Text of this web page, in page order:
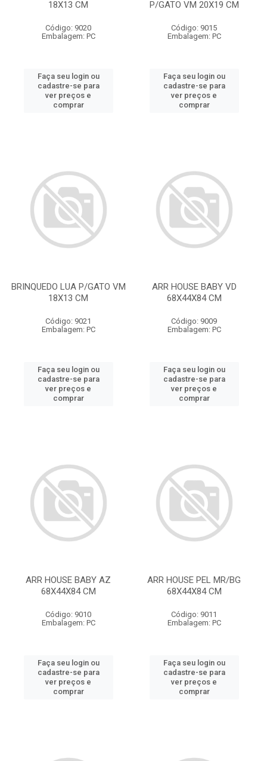
18X13 CM
Código: 9020
Embalagem: PC
Faça seu login ou
cadastre-se para
ver preços e
comprar
P/GATO VM 20X19 CM
Código: 9015
Embalagem: PC
Faça seu login ou
cadastre-se para
ver preços e
comprar
BRINQUEDO LUA P/GATO VM
18X13 CM
Código: 9021
Embalagem: PC
Faça seu login ou
cadastre-se para
ver preços e
comprar
ARR HOUSE BABY VD
68X44X84 CM
Código: 9009
Embalagem: PC
Faça seu login ou
cadastre-se para
ver preços e
comprar
ARR HOUSE BABY AZ
68X44X84 CM
Código: 9010
Embalagem: PC
Faça seu login ou
cadastre-se para
ver preços e
comprar
ARR HOUSE PEL MR/BG
68X44X84 CM
Código: 9011
Embalagem: PC
Faça seu login ou
cadastre-se para
ver preços e
comprar